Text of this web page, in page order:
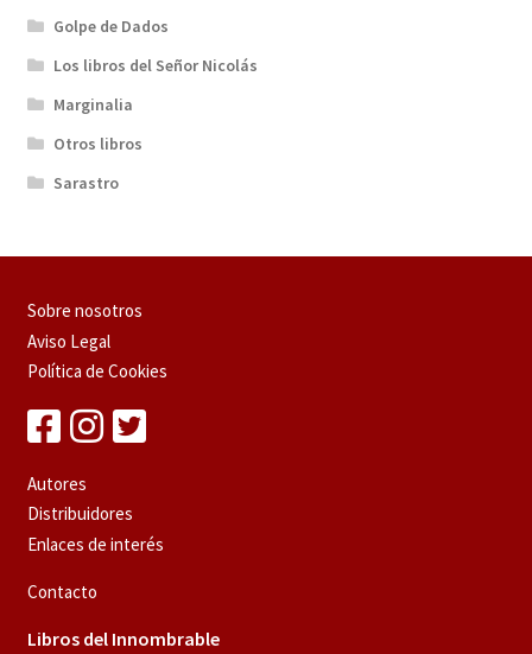
Golpe de Dados
Los libros del Señor Nicolás
Marginalia
Otros libros
Sarastro
Sobre nosotros
Aviso Legal
Política de Cookies
Autores
Distribuidores
Enlaces de interés
Contacto
Libros del Innombrable